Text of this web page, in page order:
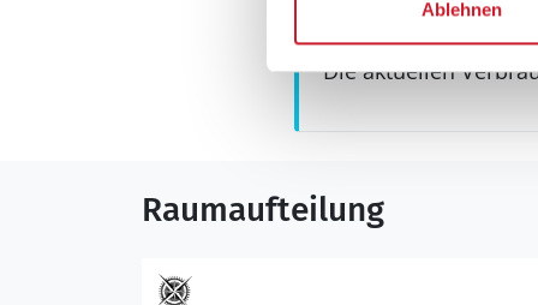
Ablehnen
Die aktuellen
Raumaufteilung